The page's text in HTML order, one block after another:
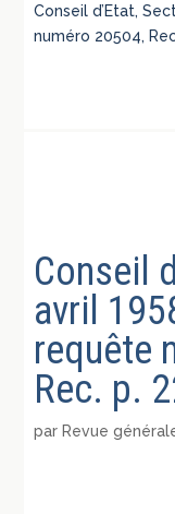
Conseil d’Etat,
numéro 20504,
Conseil
avril
requête
Rec. p.
par Revue